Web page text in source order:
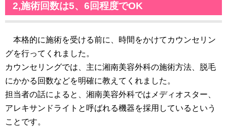
2,施術回数は5、6回程度でOK
本格的に施術を受ける前に、時間をかけてカウンセリン
グを行ってくれました。
カウンセリングでは、主に湘南美容外科の施術方法、脱毛
にかかる回数などを明確に教えてくれました。
担当者の話によると、湘南美容外科ではメディオスター、
アレキサンドライトと呼ばれる機器を採用しているという
ことです。